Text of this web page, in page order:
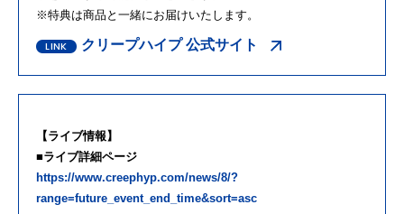
※特典は商品と一緒にお届けいたします。
クリープハイプ 公式サイト
【ライブ情報】
■ライブ詳細ページ
https://www.creephyp.com/news/8/?
range=future_event_end_time&sort=asc